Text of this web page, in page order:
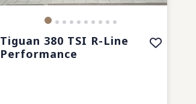
Tiguan 380 TSI R-Line
Performance